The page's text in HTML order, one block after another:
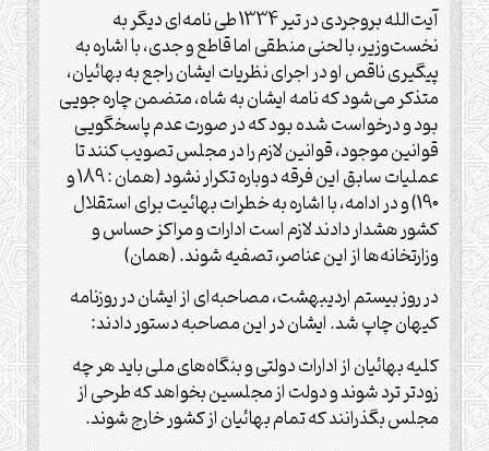
آیت‌الله بروجردی در تیر 1334 طی نامه‌ای دیگر به
نخست‌وزیر، با لحنی منطقی اما قاطع و جدی، با اشاره به
پیگیری ناقص او در اجرای نظریات ایشان راجع به بهائیان،
متذکر می‌شود که نامه ایشان به شاه، متضمن چاره جویی
بود و درخواست شده بود که در صورت عدم پاسخگویی
قوانین موجود، قوانین لازم را در مجلس تصویب کنند تا
عملیات سابق این فرقه دوباره تکرار نشود (همان : 189 و
190) و در ادامه، با اشاره به خطرات بهائیت برای استقلال
کشور هشدار دادند لازم است ادارات و مراکز حساس و
وزارتخانه‌ها از این عناصر، تصفیه شوند. (همان)
در روز بیستم اردیبهشت، مصاحبه‌ای از ایشان در روزنامه
کیهان چاپ شد. ایشان در این مصاحبه دستور دادند:
کلیه بهائیان از ادارات دولتی و بنگاه‌های ملی باید هر چه
زودتر ترد شوند و دولت از مجلسین بخواهد که طرحی از
مجلس بگذرانند که تمام بهائیان از کشور خارج شوند.